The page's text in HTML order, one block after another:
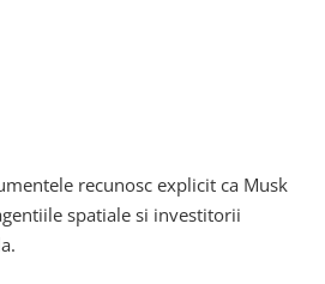
recunosc explicit ca Musk
spatiale si investitorii